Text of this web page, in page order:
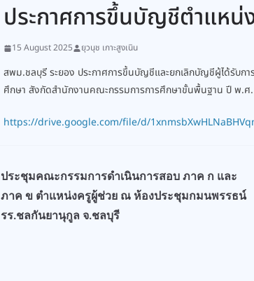
ประกาศการขึ้นบัญชีตำแหน่
15 August 2025 ยุวนุช เกาะสูงเนิน
สพม.ชลบุรี ระยอง ประกาศการขึ้นบัญชีและยกเลิกบัญชีผู้ได้รับก
ศึกษา สังกัดสำนักงานคณะกรรมการการศึกษาขั้นพื้นฐาน ปี พ.ศ
https://drive.google.com/file/d/
ประชุมคณะกรรมการดำเนินการสอบ ภาค ก และ
ภาค ข ตำแหน่งครูผู้ช่วย ณ ห้องประชุมกมนพรรธน์
รร.ชลกันยานุกูล จ.ชลบุรี